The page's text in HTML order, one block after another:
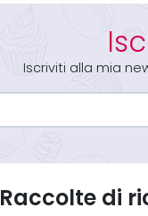
Iscriviti alla mia
Raccolte di